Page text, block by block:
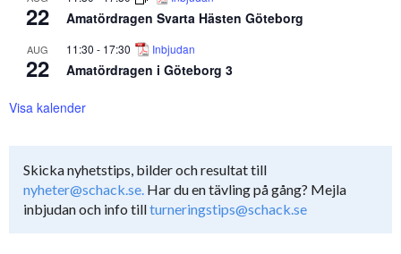
22 Amatördragen Svarta Hästen Göteborg
AUG
22
11:30 - 17:30 Inbjudan
Amatördragen i Göteborg 3
Visa kalender
Skicka nyhetstips, bilder och resultat till
nyheter@schack.se. Har du en tävling på gång? Mejla
inbjudan och info tillturneringstips@schack.se